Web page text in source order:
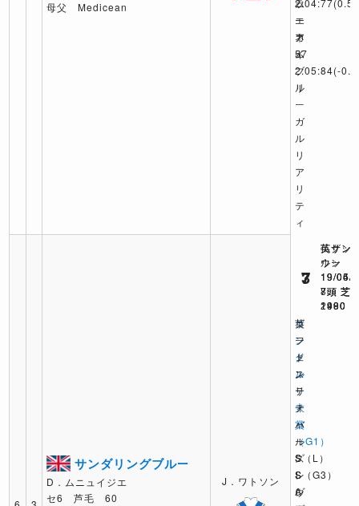
母父 Medicean
ラ
ー
カ
ム
2:04:77(0.5)
エ
ネ
イ
ブ
ル
ム
ー
ア
57
2:05:84(-
リ
ー
ガ
ル
リ
ア
リ
テ
ィ
サンダリングブルー
D．ムニュイジエ
セ6 芦毛 60
J．ワトソン
7
仏サン
ルー
19/06/
7頭 芝
2400
サ
ン
ク
ル
ー
大
賞
（G1）
S
レ
ヴ
3
英グッ
ウッ
19/05/
8頭 芝
1980
英
フ
ェ
ス
テ
ィ
バ
ル
S（L）
S
レ
7
英サン
ウン
19/04/
7頭 芝
1990
ゴ
ー
ド
ン
リ
チ
ャ
ー
ズ
S（G3）
A